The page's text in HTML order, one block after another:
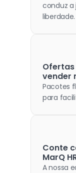
conduz
liberdade.
vender
Pacotes
para
Conte
MarQ
A nossa